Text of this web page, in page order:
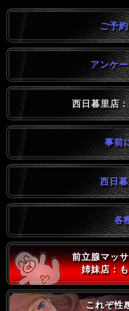
ご予
アンケ
西日暮里店：
事前
西日
各
前立腺マッ
姉妹店：
これぞ性